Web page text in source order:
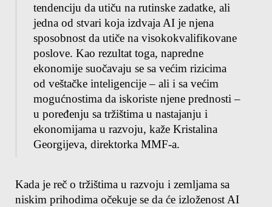
tendenciju da utiču na rutinske zadatke, ali
jedna od stvari koja izdvaja AI je njena
sposobnost da utiče na visokokvalifikovane
poslove. Kao rezultat toga, napredne
ekonomije suočavaju se sa većim rizicima
od veštačke inteligencije – ali i sa većim
mogućnostima da iskoriste njene prednosti –
u poređenju sa tržištima u nastajanju i
ekonomijama u razvoju, kaže Kristalina
Georgijeva, direktorka MMF-a.
Kada je reč o tržištima u razvoju i zemljama sa
niskim prihodima očekuje se da će izloženost AI